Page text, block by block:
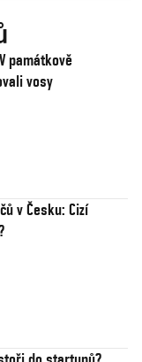
památkově
vosy
v Česku: Cizí